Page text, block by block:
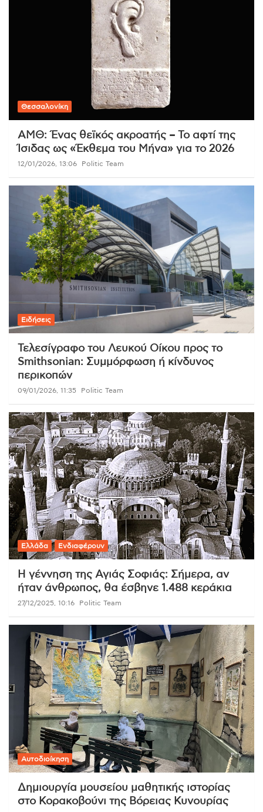
Θεσσαλονίκη
ΑΜΘ: Ένας θεϊκός ακροατής – Το αφτί της
Ίσιδας ως «Έκθεμα του Μήνα» για το 2026
12/01/2026, 13:06 Politic Team
Ειδήσεις
Τελεσίγραφο του Λευκού Οίκου προς το
Smithsonian: Συμμόρφωση ή κίνδυνος
περικοπών
09/01/2026, 11:35 Politic Team
Ελλάδα Ενδιαφέρουν
Η γέννηση της Αγιάς Σοφιάς: Σήμερα, αν
ήταν άνθρωπος, θα έσβηνε 1.488 κεράκια
27/12/2025, 10:16 Politic Team
Αυτοδιοίκηση
Δημιουργία μουσείου μαθητικής ιστορίας
στο Κορακοβούνι της Βόρειας Κυνουρίας